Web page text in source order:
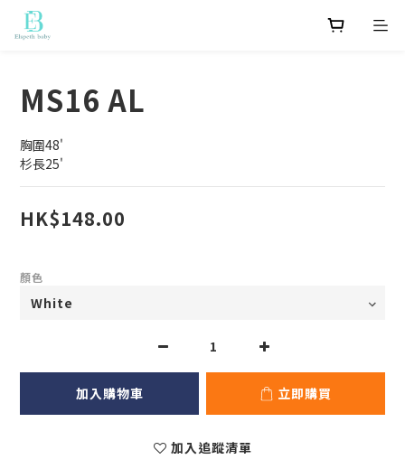
MS16 AL
胸圍48'
杉長25'
HK$148.00
顏色
加入購物車 立即購買
加入追蹤清單